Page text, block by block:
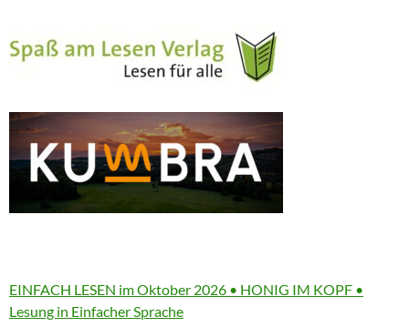
More
information
EINFACH LESEN im Oktober 2026 • HONIG IM KOPF •
Lesung in Einfacher Sprache